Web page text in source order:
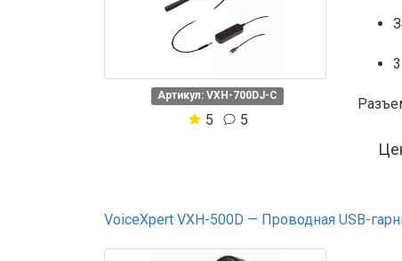
Артикул: VXH-700DJ-C
5 5
VoiceXpert VXH-500D — Проводная USB-